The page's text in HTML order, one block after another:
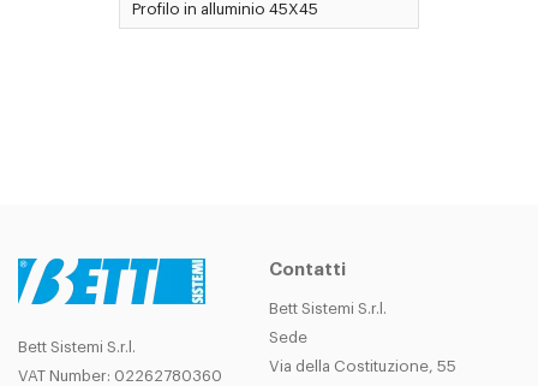
Profilo in alluminio 45X45
Bett Sistemi S.r.l.
VAT Number: 02262780360
Contatti
Bett Sistemi S.r.l.
Sede
Via della Costituzione, 55